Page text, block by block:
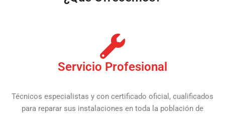
Servicio Profesional
Técnicos especialistas y con certificado oficial, cualificados
para reparar sus instalaciones en toda la población de